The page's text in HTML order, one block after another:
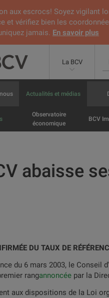
aux escrocs! Soyez vigilant
et vérifiez bien les
jamais. En savoir plus
La BCV
Actualités et médias
Observatoire
économique
BCV
abaisse
DU TAUX DE
du 6 mars 2003, le
rangannoncée par la
aux dispositions de la Loi